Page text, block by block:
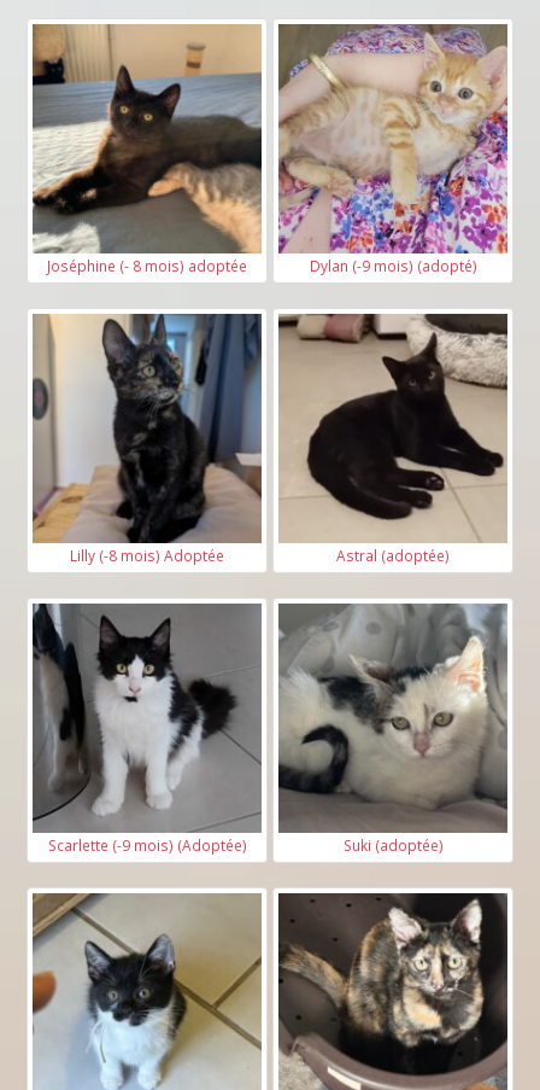
Joséphine (- 8 mois) adoptée Dylan (-9 mois) (adopté)
Lilly (-8 mois) Adoptée Astral (adoptée)
Scarlette (-9 mois) (Adoptée) Suki (adoptée)